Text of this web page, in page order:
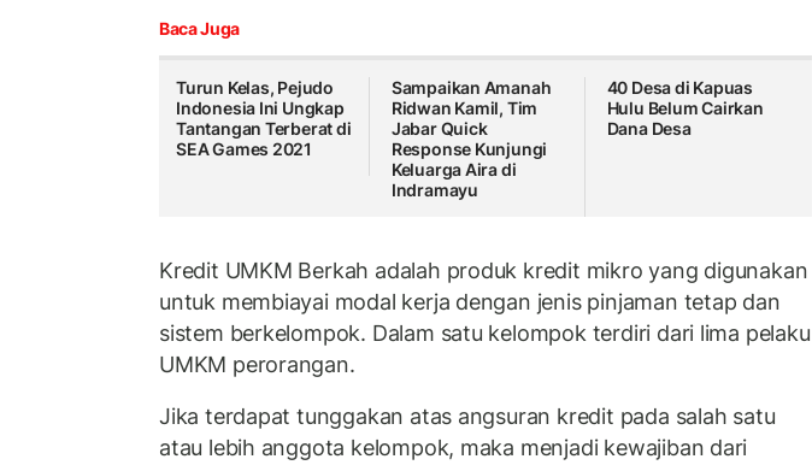
Baca Juga
Turun Kelas, Pejudo
Indonesia Ini Ungkap
Tantangan Terberat di
SEA Games 2021
Sampaikan Amanah
Ridwan Kamil, Tim
Jabar Quick
Response Kunjungi
Keluarga Aira di
Indramayu
40 Desa di Kapuas
Hulu Belum Cairkan
Dana Desa
Kredit UMKM Berkah adalah produk kredit mikro yang digunakan
untuk membiayai modal kerja dengan jenis pinjaman tetap dan
sistem berkelompok. Dalam satu kelompok terdiri dari lima pelaku
UMKM perorangan.
Jika terdapat tunggakan atas angsuran kredit pada salah satu
atau lebih anggota kelompok, maka menjadi kewajiban dari